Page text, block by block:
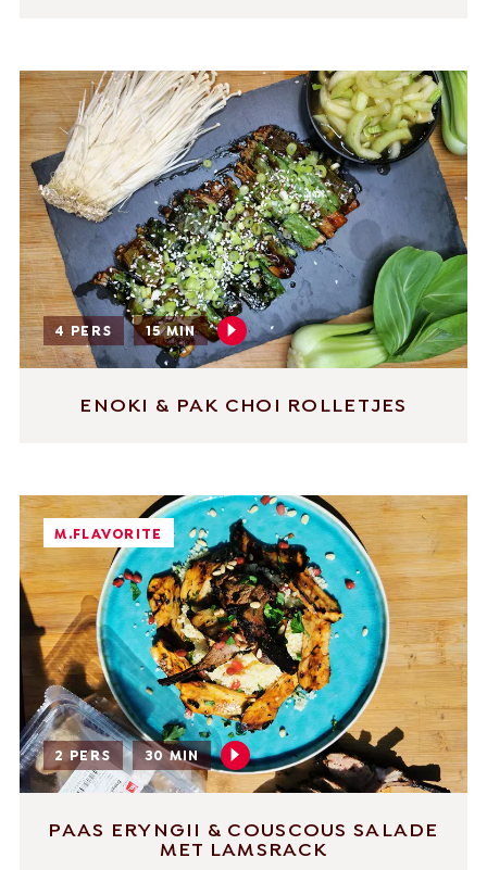
4 PERS 15 MIN
ENOKI & PAK CHOI ROLLETJES
M.FLAVORITE
2 PERS 30 MIN
PAAS ERYNGII & COUSCOUS SALADE
MET LAMSRACK